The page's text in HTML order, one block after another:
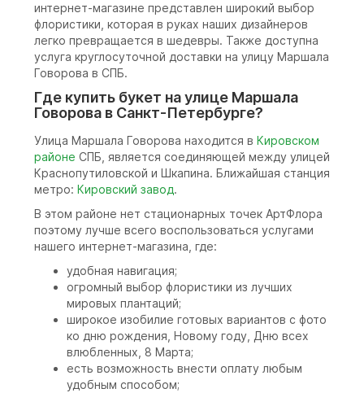
интернет-магазине представлен широкий выбор
флористики, которая в руках наших дизайнеров
легко превращается в шедевры. Также доступна
услуга круглосуточной доставки на улицу Маршала
Говорова в СПБ.
Где купить букет на улице Маршала
Говорова в Санкт-Петербурге?
Улица Маршала Говорова находится в Кировском
районе СПБ, является соединяющей между улицей
Краснопутиловской и Шкапина. Ближайшая станция
метро: Кировский завод.
В этом районе нет стационарных точек АртФлора
поэтому лучше всего воспользоваться услугами
нашего интернет-магазина, где:
удобная навигация;
огромный выбор флористики из лучших
мировых плантаций;
широкое изобилие готовых вариантов с фото
ко дню рождения, Новому году, Дню всех
влюбленных, 8 Марта;
есть возможность внести оплату любым
удобным способом;